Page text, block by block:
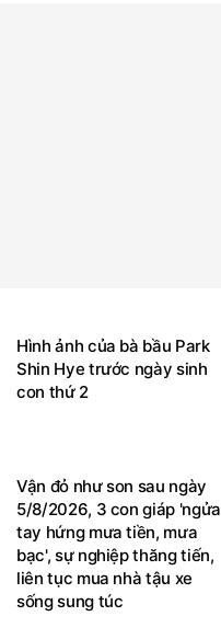
Hình ảnh của bà bầu Park
Shin Hye trước ngày sinh
con thứ 2
Vận đỏ như son sau ngày
5/8/2026, 3 con giáp 'ngửa
tay hứng mưa tiền, mưa
bạc', sự nghiệp thăng tiến,
liên tục mua nhà tậu xe
sống sung túc